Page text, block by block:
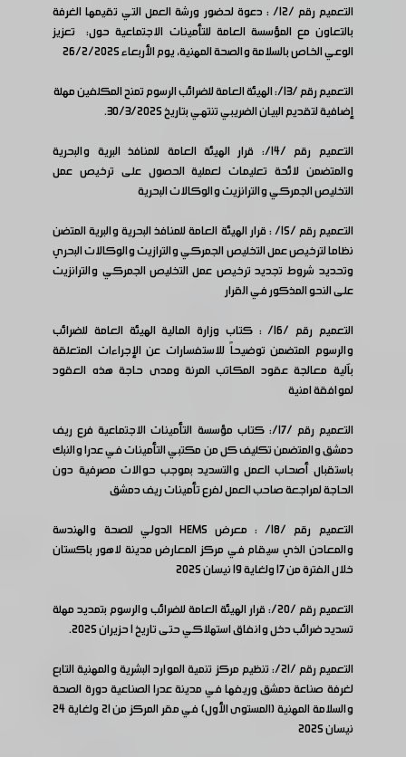
التعميم رقم /12/ : دعوة لحضور ورشة العمل التي تقيمها الغرفة
بالتعاون مع المؤسسة العامة للتأمينات الاجتماعية حول: تعزيز
الوعي الخاص بالسلامة والصحة المهنية، يوم الأربعاء 26/2/2025
التعميم رقم /13/: الهيئة العامة للضرائب الرسوم تمنح المكلفين مهلة
إضافية لتقديم البيان الضريبي تنتهي بتاريخ 30/3/2025.
التعميم رقم /14/: قرار الهيئة العامة للمنافذ البرية والبحرية
والمتضمن لائحة تعليمات لعملية الحصول على ترخيص عمل
التخليص الجمركي والترانزيت والوكالات البحرية
التعميم رقم /15/ :
قرار الهيئة العامة للمنافذ البحرية والبرية المتضن
نظاما لترخيص عمل التخليص الجمركي والترازيت والوكالات البحري
وتحديد شروط تجديد ترخيص عمل التخليص الجمركي والترانزيت
على النحو المذكور في القرار
التعميم رقم /16/ : كتاب وزارة المالية الهيئة العامة للضرائب
والرسوم المتضمن توضيحاً للاستفسارات عن الإجراءات المتعلقة
بآلية معالجة عقود المكاتب المرنة ومدى حاجة هذه العقود
لموافقة امنية
التعميم رقم /17/: كتاب مؤسسة التأمينات الاجتماعية فرع ريف
دمشق والمتضمن تكليف كل من مكتبي التأمينات في عدرا والنبك
باستقبال أصحاب العمل والتسديد بموجب حوالات مصرفية دون
الحاجة لمراجعة صاحب العمل لفرع تأمينات ريف دمشق
التعميم رقم /18/ : معرض HEMS الدولي للصحة والهندسة
والمعادن الذي سيقام في مركز المعارض مدينة لاهور باكستان
خلال الفترة من 17 ولغاية 19 نيسان 2025
التعميم رقم /20/: قرار الهيئة العامة للضرائب والرسوم بتمديد مهلة
تسديد ضرائب دخل وانفاق استهلاكي حتى تاريخ 1 حزيران 2025.
التعميم رقم /21/: تنظيم مركز تنمية الموارد البشرية والمهنية التابع
لغرفة صناعة دمشق وريفها في مدينة عدرا الصناعية دورة الصحة
والسلامة المهنية (المستوى الأول) في مقر المركز من 21 ولغاية 24
نيسان 2025